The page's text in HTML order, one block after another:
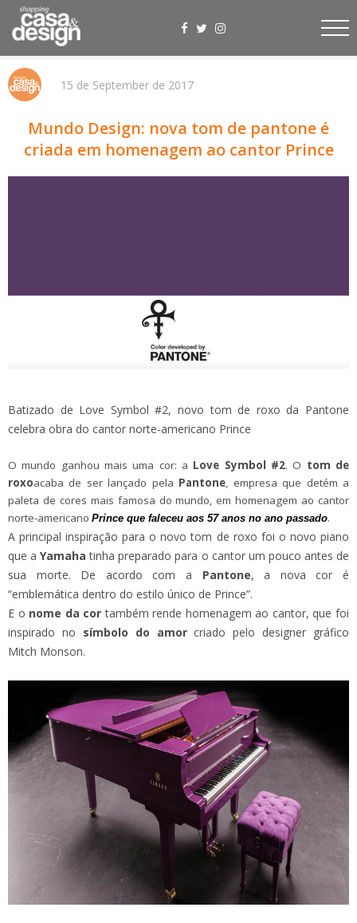
15 de September de 2017
Mundo Design: nova tom de pantone é
criada em homenagem ao cantor Prince
Batizado de Love Symbol #2, novo tom de roxo da Pantone
celebra obra do cantor norte-americano Prince
O mundo ganhou mais uma cor: a Love Symbol #2. O tom de
roxoacaba de ser lançado pela Pantone, empresa que detém a
paleta de cores mais famosa do mundo, em homenagem ao cantor
norte-americano Prince que faleceu aos 57 anos no ano passado.
A principal inspiração para o novo tom de roxo foi o novo piano
que aYamaha tinha preparado para o cantor um pouco antes de
sua morte. De acordo com a Pantone, a nova cor é
“emblemática dentro do estilo único de Prince”.
E o nome da cor também rende homenagem ao cantor, que foi
inspirado no símbolo do amorcriado pelo designer gráfico
Mitch Monson.